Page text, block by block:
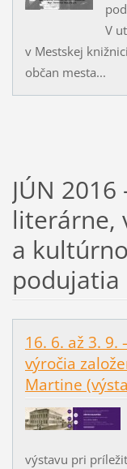
V
v Mestskej
občan mesta...
JÚN
literárne,
a
podujatia
16. 6. až 3.
výročia
Martine
výstavu pri